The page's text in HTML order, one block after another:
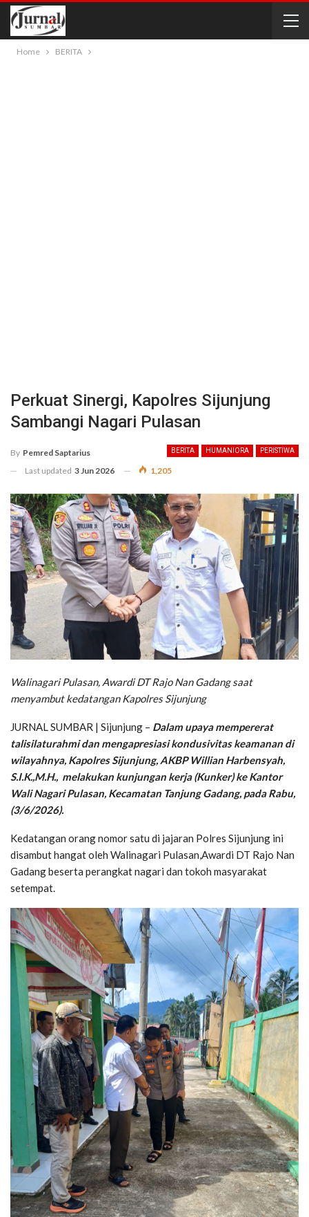
Home BERITA
Perkuat Sinergi, Kapolres Sijunjung
Sambangi Nagari Pulasan
BERITA HUMANIORA PERISTIWA
By Pemred Saptarius
Last updated 3 Jun 2026 1,205
Walinagari Pulasan, Awardi DT Rajo Nan Gadang saat
menyambut kedatangan Kapolres Sijunjung
JURNAL SUMBAR | Sijunjung – Dalam upaya mempererat
talisilaturahmi dan mengapresiasi kondusivitas keamanan di
wilayahnya, Kapolres Sijunjung, AKBP Willian Harbensyah,
S.I.K.,M.H., melakukan kunjungan kerja (Kunker) ke Kantor
Wali Nagari Pulasan, Kecamatan Tanjung Gadang, pada Rabu,
(3/6/2026).
Kedatangan orang nomor satu di jajaran Polres Sijunjung ini
disambut hangat oleh Walinagari Pulasan,Awardi DT Rajo Nan
Gadang beserta perangkat nagari dan tokoh masyarakat
setempat.